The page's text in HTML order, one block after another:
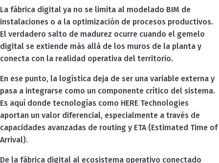
La fábrica digital ya no se limita al modelado BIM de
instalaciones o a la optimización de procesos productivos.
El verdadero salto de madurez ocurre cuando el gemelo
digital se extiende más allá de los muros de la planta y
conecta con la realidad operativa del territorio.
En ese punto, la logística deja de ser una variable externa y
pasa a integrarse como un componente crítico del sistema.
Es aquí donde tecnologías como HERE Technologies
aportan un valor diferencial, especialmente a través de
capacidades avanzadas de routing y ETA (Estimated Time of
Arrival).
De la fábrica digital al ecosistema operativo conectado